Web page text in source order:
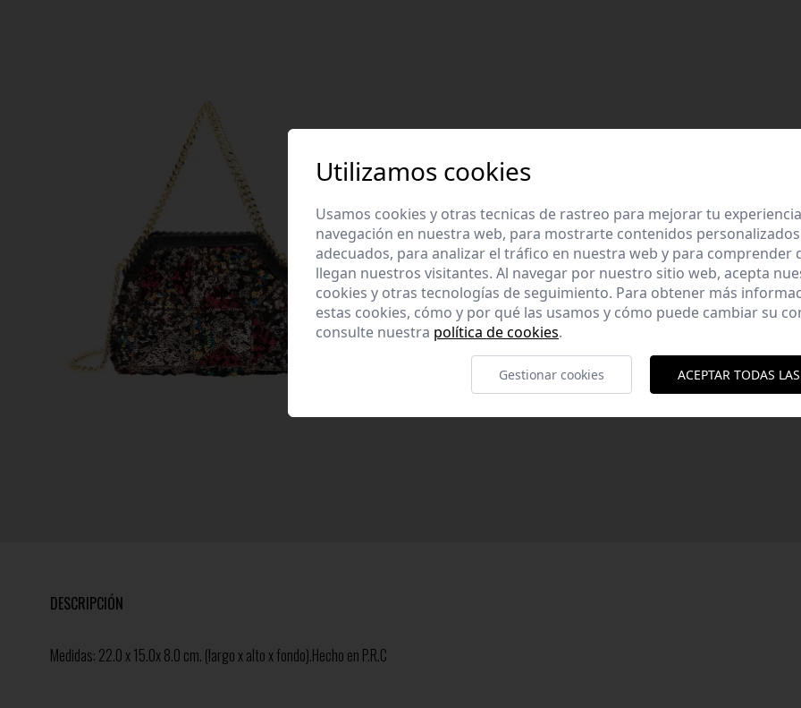
DESCRIPCIÓN
Medidas: 22.0 x 15.0x 8.0 cm. (largo x alto x fondo).Hecho en P.R.C
Utilizamos cookies
Usamos cookies y otras tecnicas de rastreo para mejorar tu
navegación en nuestra web, para mostrarte contenidos
adecuados, para analizar el tráfico en nuestra web y para comprender
llegan nuestros visitantes. Al navegar por nuestro sitio web, acepta
cookies y otras tecnologías de seguimiento. Para obtener más
estas cookies, cómo y por qué las usamos y cómo puede cambiar su
consulte nuestra política de cookies.
Gestionar cookies ACEPTAR TODAS